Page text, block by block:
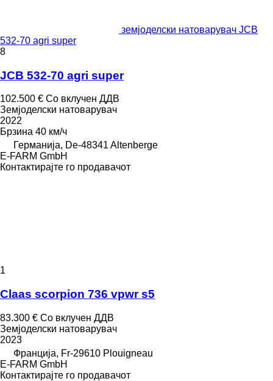
земјоделски натоварувач JCB
532-70 agri super
8
JCB 532-70 agri super
102.500 € Со вклучен ДДВ
Земјоделски натоварувач
2022
Брзина 40 км/ч
Германија, De-48341 Altenberge
E-FARM GmbH
Контактирајте го продавачот
1
Claas scorpion 736 vpwr s5
83.300 € Со вклучен ДДВ
Земјоделски натоварувач
2023
Франција, Fr-29610 Plouigneau
E-FARM GmbH
Контактирајте го продавачот